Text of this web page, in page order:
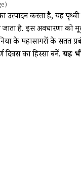
करता है, यह
है. इस अवधारणा को
के महासागरों के सतत
का हिस्सा बनें.यह